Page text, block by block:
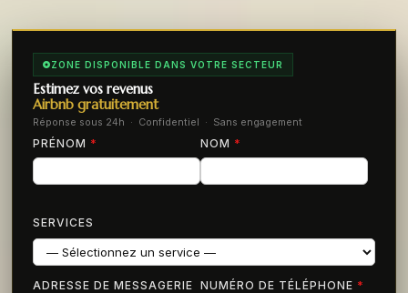
ZONE DISPONIBLE DANS VOTRE SECTEUR
Estimez vos revenus
Airbnb gratuitement
Réponse sous 24h · Confidentiel · Sans engagement
PRÉNOM * NOM *
SERVICES
ADRESSE DE MESSAGERIE NUMÉRO DE TÉLÉPHONE *